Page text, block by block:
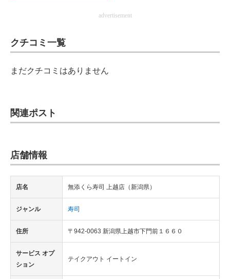
エレクトロニクス専門サイト
電子設計の基本と応用
ちょっと気になるネットの話題
advertisement
クチコミ一覧
まだクチコミはありません
関連ポスト
店舗情報
店名 無添くら寿司 上越店（新潟県）
ジャンル 寿司
住所 〒942-0063 新潟県上越市下門前１６６０
サービス オプ
ション
テイクアウト イートイン